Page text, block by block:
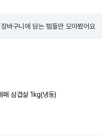
바구니에 담는 템들만 모아봤어요
삼겹살 1kg(냉동)